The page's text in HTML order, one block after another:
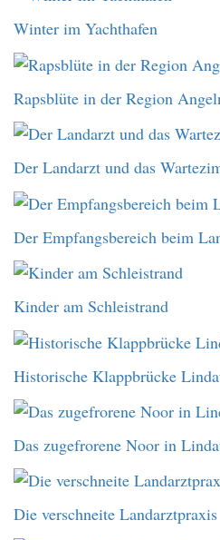
Winter im Yachthafen
Rapsblüte in der Region
Der Landarzt und das
Der Empfangsbereich beim
Kinder am Schleistrand
Historische Klappbrücke
Das zugefrorene Noor in
Die verschneite Landarztpraxis